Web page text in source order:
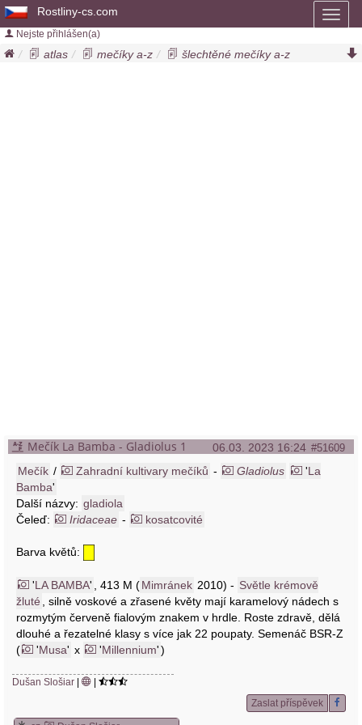
Rostliny-cs.com
Nejste přihlášen(a)
atlas mečíky a-z
šlechtěné mečíky a-z
06.03. 2023 16:24 #51609
Mečík La Bamba - Gladiolus 1
Mečík / Zahradní kultivary mečíků - Gladiolus 'La
Bamba'
Další názvy: gladiola
Čeleď:
Iridaceae - kosatcovité
Barva květů:
'LA BAMBA' , 413 M (Mimránek 2010) - Světle krémově
žluté , silně voskové a zřasené květy mají karamelový nádech s
rozmytým červeně fialovým znakem v hrdle. Roste zdravě, dělá
dlouhé a řezatelné klasy s více jak 22 poupaty. Semenáč BSR-Z
(
'Musa' x 'Millennium')
Dušan Slošiar
Zaslat příspěvek